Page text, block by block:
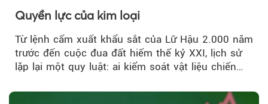
Quyền lực của kim loại
Từ lệnh cấm xuất khẩu sắt của Lữ Hậu 2.000 năm
trước đến cuộc đua đất hiếm thế kỷ XXI, lịch sử
lặp lại một quy luật: ai kiểm soát vật liệu chiến